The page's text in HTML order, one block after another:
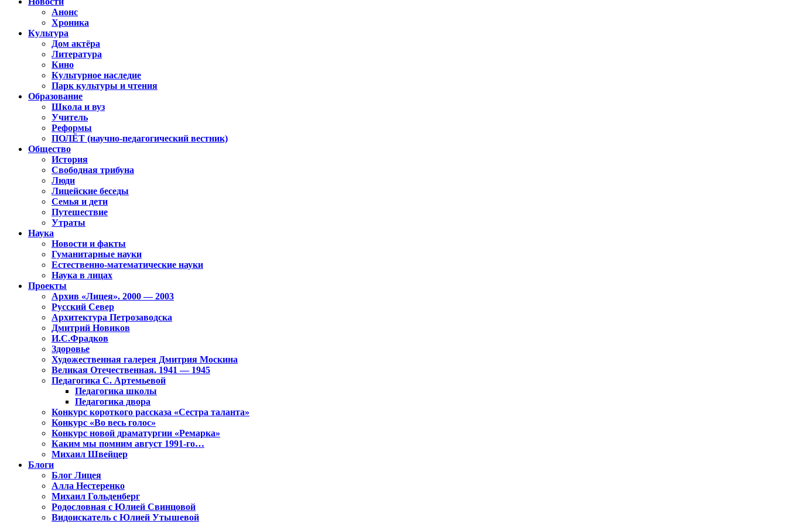
Анонс
Хроника
Культура
Дом актёра
Литература
Кино
Культурное наследие
Парк культуры и чтения
Образование
Школа и вуз
Учитель
Реформы
ПОЛЁТ (научно-педагогический вестник)
Общество
История
Свободная трибуна
Люди
Лицейские беседы
Семья и дети
Путешествие
Утраты
Наука
Новости и факты
Гуманитарные науки
Естественно-математические науки
Наука в лицах
Проекты
Архив «Лицея». 2000 — 2003
Русский Север
Архитектура Петрозаводска
Дмитрий Новиков
И.С.Фрадков
Здоровье
Художественная галерея Дмитрия Москина
Великая Отечественная. 1941 — 1945
Педагогика С. Артемьевой
Педагогика школы
Педагогика двора
Конкурс короткого рассказа «Сестра таланта»
Конкурс «Во весь голос»
Конкурс новой драматургии «Ремарка»
Каким мы помним август 1991-го…
Михаил Швейцер
Блоги
Блог Лицея
Алла Нестеренко
Михаил Гольденберг
Родословная с Юлией Свинцовой
Видоискатель с Юлией Утышевой